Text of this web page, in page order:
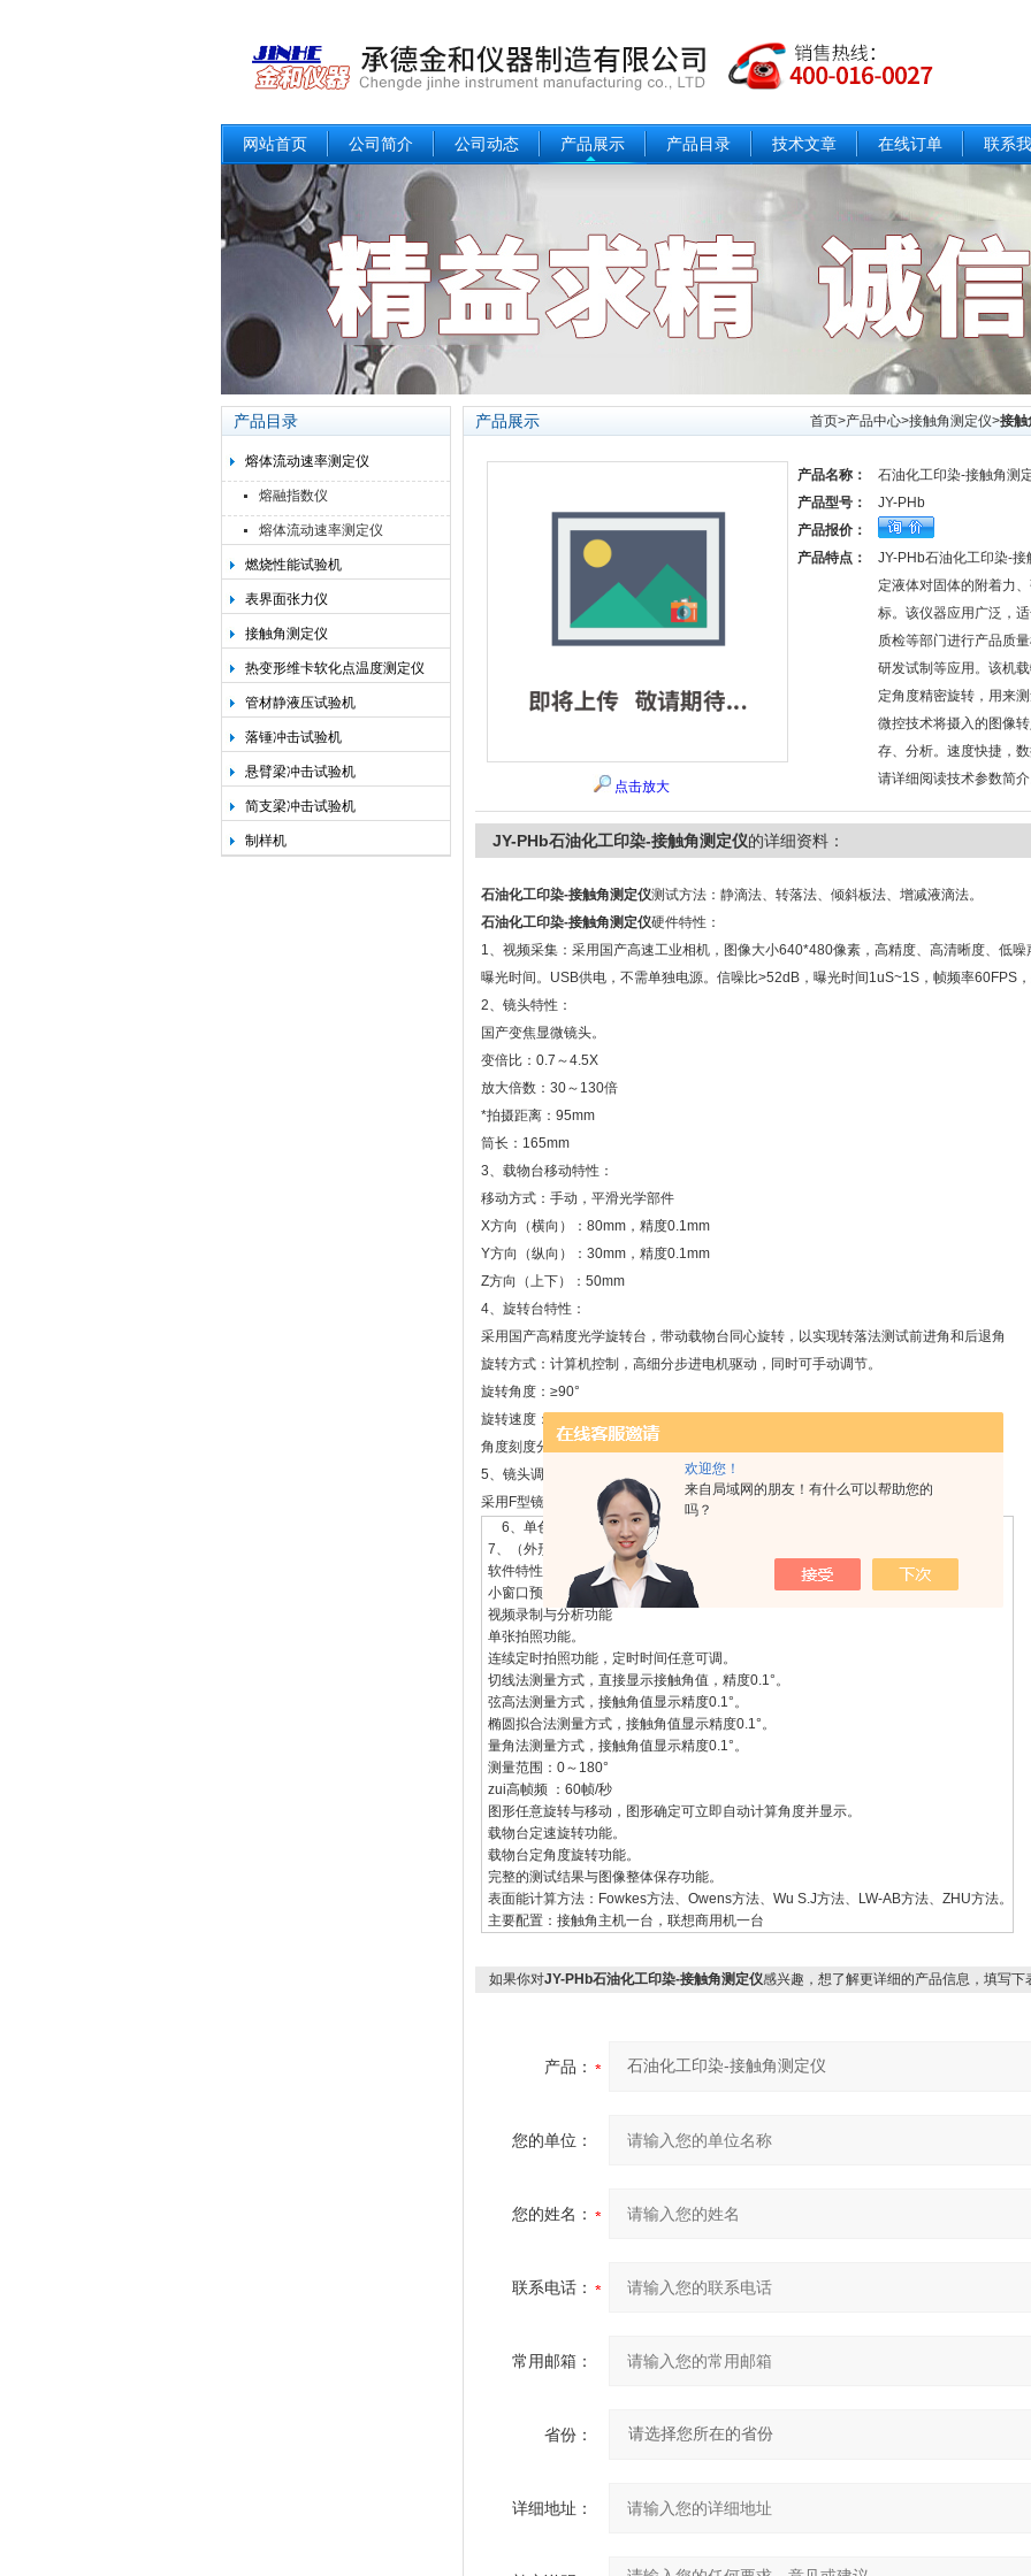
欢迎您！
来自局域网的朋友！有什么可以帮助您的
吗？
网站首页 公司简介 公司动态 产品展示 产品目录 技术文章 在线订单 联系
产品目录
熔体流动速率测定仪
熔融指数仪
熔体流动速率测定仪
燃烧性能试验机
表界面张力仪
接触角测定仪
热变形维卡软化点温度测定仪
管材静液压试验机
落锤冲击试验机
悬臂梁冲击试验机
简支梁冲击试验机
制样机
产品展示 首页>产品中心>接触角测定仪>接触
点击放大
产品名称：
石油化工印染-接触角测
产品型号：
JY-PHb
产品报价：
产品特点：
JY-PHb石油化工印染-接
定液体对固体的附着力
标。该仪器应用广泛，适
质检等部门进行产品质
研发试制等应用。该机载
定角度精密旋转，用来
微控技术将摄入的图像
存、分析。速度快捷，数
请详细阅读技术参数简介
JY-PHb石油化工印染-接触角测定仪的详细资料：
石油化工印染-接触角测定仪测试方法：静滴法、转落法、倾斜板法、增减液滴法。
石油化工印染-接触角测定仪硬件特性：
1、视频采集：采用国产高速工业相机，图像大小640*480像素，高精度、高清晰度、低噪
曝光时间。USB供电，不需单独电源。信噪比>52dB，曝光时间1uS~1S，帧频率60FPS，
2、镜头特性：
国产变焦显微镜头。
变倍比：0.7～4.5X
放大倍数：30～130倍
*拍摄距离：95mm
筒长：165mm
3、载物台移动特性：
移动方式：手动，平滑光学部件
X方向（横向）：80mm，精度0.1mm
Y方向（纵向）：30mm，精度0.1mm
Z方向（上下）：50mm
4、旋转台特性：
采用国产高精度光学旋转台，带动载物台同心旋转，以实现转落法测试前进角和后退角
旋转方式：计算机控制，高细分步进电机驱动，同时可手动调节。
旋转角度：≥90°
旋转速度：计算机软件调节
角度刻度分辨率：2°
5、镜头调节支架特性：
采用F型镜头支架
6、单色半导体照明光源，亮度连续可调。
7、（外形尺寸：600x310x450 mm）
软件特性：
小窗口预览，大窗口拍照和分析。
视频录制与分析功能
单张拍照功能。
连续定时拍照功能，定时时间任意可调。
切线法测量方式，直接显示接触角值，精度0.1°。
弦高法测量方式，接触角值显示精度0.1°。
椭圆拟合法测量方式，接触角值显示精度0.1°。
量角法测量方式，接触角值显示精度0.1°。
测量范围：0～180°
zui高帧频 ：60帧/秒
图形任意旋转与移动，图形确定可立即自动计算角度并显示。
载物台定速旋转功能。
载物台定角度旋转功能。
完整的测试结果与图像整体保存功能。
表面能计算方法：Fowkes方法、Owens方法、Wu S.J方法、LW-AB方法、ZHU方法。
主要配置：接触角主机一台，联想商用机一台
如果你对JY-PHb石油化工印染-接触角测定仪感兴趣，想了解更详细的产品信息，填写下
产品：
您的单位：
您的姓名：
联系电话：
常用邮箱：
省份：
详细地址：